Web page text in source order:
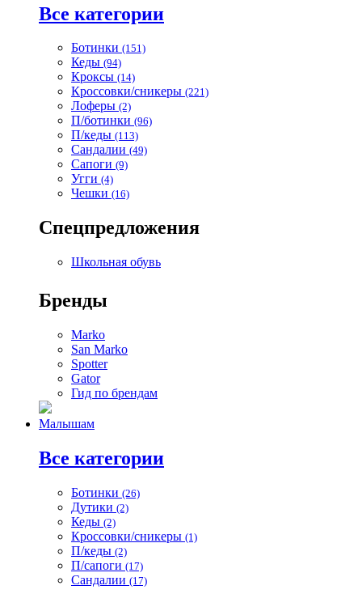
Все категории
Ботинки (151)
Кеды (94)
Кроксы (14)
Кроссовки/сникеры (221)
Лоферы (2)
П/ботинки (96)
П/кеды (113)
Сандалии (49)
Сапоги (9)
Угги (4)
Чешки (16)
Спецпредложения
Школьная обувь
Бренды
Marko
San Marko
Spotter
Gator
Гид по брендам
Малышам
Все категории
Ботинки (26)
Дутики (2)
Кеды (2)
Кроссовки/сникеры (1)
П/кеды (2)
П/сапоги (17)
Сандалии (17)